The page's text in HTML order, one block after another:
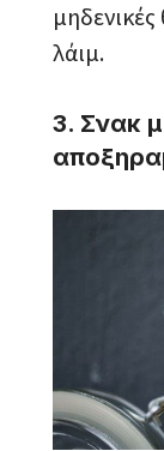
μηδενικές
λάιμ.
3. Σνακ